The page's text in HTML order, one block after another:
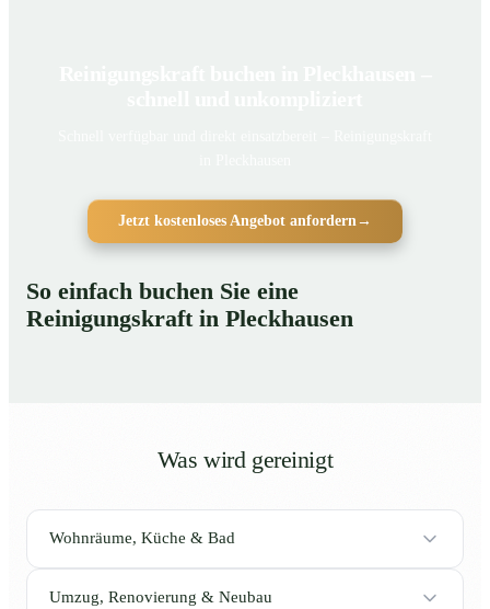
Jetzt kostenloses Angebot anfordern →
So einfach buchen Sie eine
Reinigungskraft in Pleckhausen
Was wird gereinigt
Wohnräume, Küche & Bad
Umzug, Renovierung & Neubau